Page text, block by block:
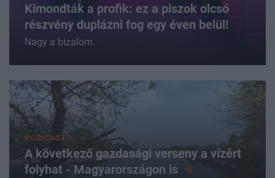
Kimondták a profik: ez a piszok olcsó
részvény duplázni fog egy éven belül!
Nagy a bizalom.
PODCAST
A következő gazdasági verseny a vízért
folyhat - Magyarországon is